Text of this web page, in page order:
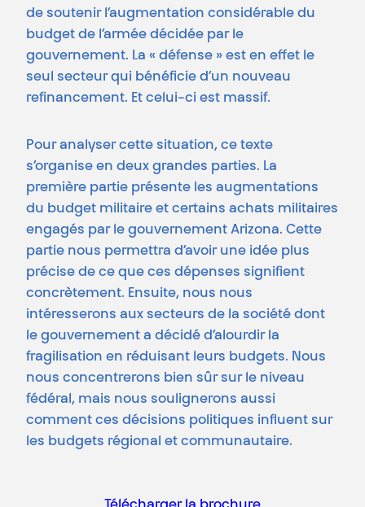
de soutenir l’augmentation considérable du
budget de l’armée décidée par le
gouvernement. La « défense » est en effet le
seul secteur qui bénéficie d’un nouveau
refinancement. Et celui-ci est massif.
Pour analyser cette situation, ce texte
s’organise en deux grandes parties. La
première partie présente les augmentations
du budget militaire et certains achats militaires
engagés par le gouvernement Arizona. Cette
partie nous permettra d’avoir une idée plus
précise de ce que ces dépenses signifient
concrètement. Ensuite, nous nous
intéresserons aux secteurs de la société dont
le gouvernement a décidé d’alourdir la
fragilisation en réduisant leurs budgets. Nous
nous concentrerons bien sûr sur le niveau
fédéral, mais nous soulignerons aussi
comment ces décisions politiques influent sur
les budgets régional et communautaire.